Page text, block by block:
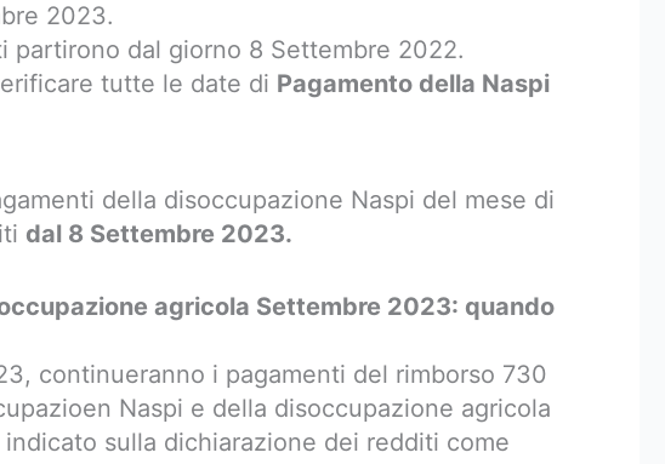
2023.
partirono dal giorno 8 Settembre 2022.
tutte le date di Pagamento della Naspi
della disoccupazione Naspi del mese di
dal 8 Settembre 2023.
agricola Settembre 2023: quando
continueranno i pagamenti del rimborso 730
Naspi e della disoccupazione agricola
sulla dichiarazione dei redditi come